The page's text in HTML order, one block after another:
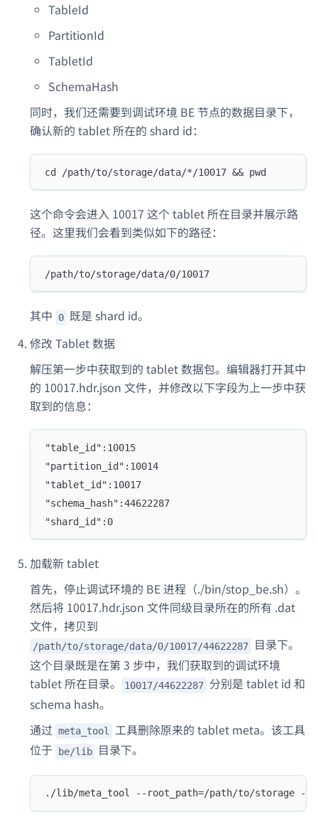
TableId
PartitionId
TabletId
SchemaHash
同时，我们还需要到调试环境 BE 节点的数据目录下，
确认新的 tablet 所在的 shard id：
cd /path/to/storage/data/*/10017 && pwd
这个命令会进入 10017 这个 tablet 所在目录并展示路
径。这里我们会看到类似如下的路径：
/path/to/storage/data/0/10017
其中 0 既是 shard id。
修改 Tablet 数据
解压第一步中获取到的 tablet 数据包。编辑器打开其中
的 10017.hdr.json 文件，并修改以下字段为上一步中获
取到的信息：
"table_id":10015
"partition_id":10014
"tablet_id":10017
"schema_hash":44622287
"shard_id":0
加载新 tablet
首先，停止调试环境的 BE 进程（./bin/stop_be.sh）。
然后将 10017.hdr.json 文件同级目录所在的所有 .dat
文件，拷贝到
/path/to/storage/data/0/10017/44622287
目录下。
这个目录既是在第 3 步中，我们获取到的调试环境
tablet 所在目录。
10017/44622287 分别是 tablet id 和
schema hash。
通过 meta_tool
工具删除原来的 tablet meta。该工具
位于
be/lib 目录下。
./lib/meta_tool --root_path=/path/to/storage --